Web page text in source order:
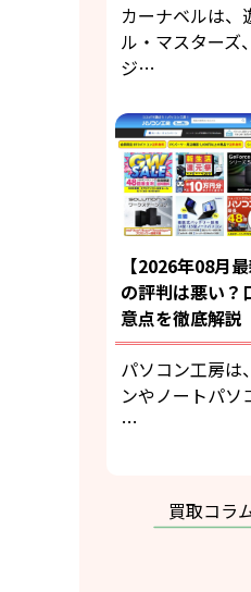
カーナベルは、
ル・マスターズ
ジ…
【2026年08月
の評判は悪い？
意点を徹底解説
パソコン工房は
ンやノートパソ
…
買取コラ